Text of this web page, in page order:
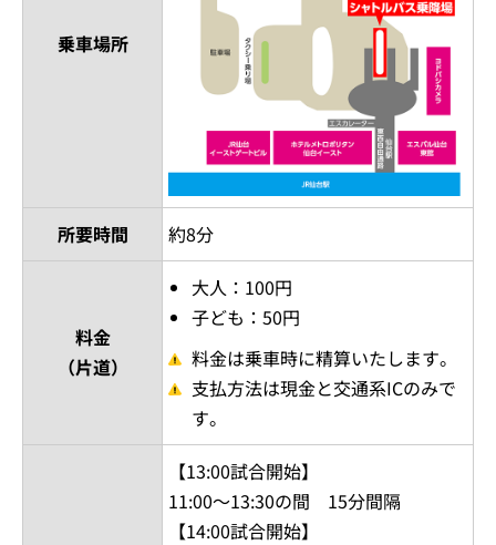
乗車場所
所要時間 約8分
料金
（片道）
大人：100円
子ども：50円
料金は乗車時に精算いたします。
支払方法は現金と交通系ICのみで
す。
【13:00試合開始】
11:00～13:30の間 15分間隔
【14:00試合開始】